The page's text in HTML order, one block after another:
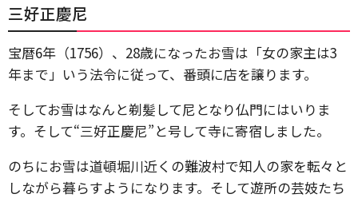
三好正慶尼
宝暦6年（1756）、28歳になったお雪は「女の家主は3
年まで」いう法令に従って、番頭に店を譲ります。
そしてお雪はなんと剃髪して尼となり仏門にはいりま
す。そして“三好正慶尼”と号して寺に寄宿しました。
のちにお雪は道頓堀川近くの難波村で知人の家を転々と
しながら暮らすようになります。そして遊所の芸妓たち